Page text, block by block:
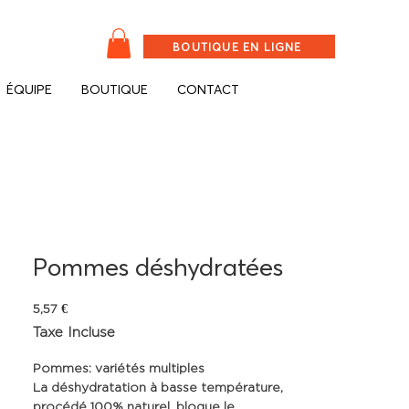
BOUTIQUE EN LIGNE
ÉQUIPE BOUTIQUE CONTACT
Pommes déshydratées
5,57 €Prix
Taxe Incluse
Pommes: variétés multiples
La déshydratation à basse température,